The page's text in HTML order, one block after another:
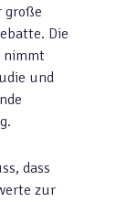
große
Die
nimmt
und
dass
zur